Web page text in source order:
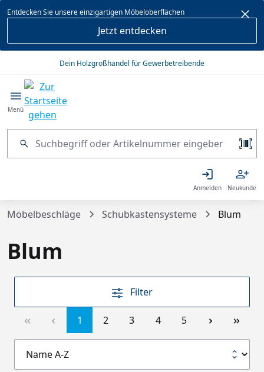
springen
Entdecken Sie unsere einzigartigen Möbeloberflächen
Jetzt entdecken
Dein Holzgroßhandel für Gewerbetreibende
Menü
Anmelden Neukunde
Möbelbeschläge Schubkastensysteme Blum
Blum
Filter
1 2 3 4 5